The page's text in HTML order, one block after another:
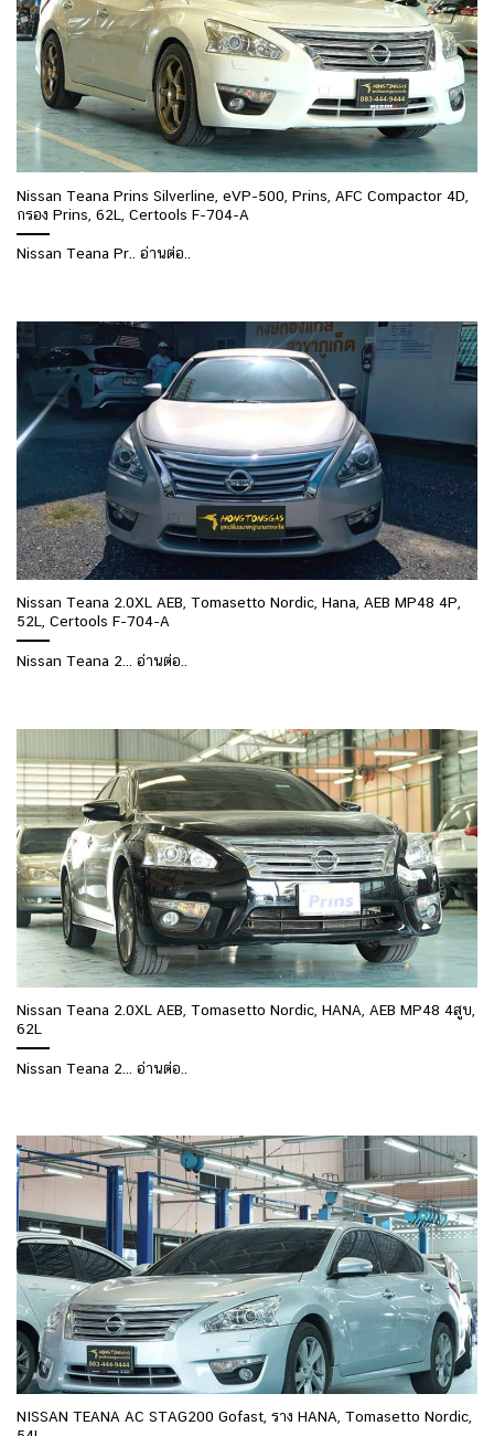
Nissan Teana Prins Silverline, eVP-500, Prins, AFC Compactor 4D,
กรอง Prins, 62L, Certools F-704-A
Nissan Teana Pr.. อ่านต่อ..
Nissan Teana 2.0XL AEB, Tomasetto Nordic, Hana, AEB MP48 4P,
52L, Certools F-704-A
Nissan Teana 2... อ่านต่อ..
Nissan Teana 2.0XL AEB, Tomasetto Nordic, HANA, AEB MP48 4สูบ,
62L
Nissan Teana 2... อ่านต่อ..
NISSAN TEANA AC STAG200 Gofast, ราง HANA, Tomasetto Nordic,